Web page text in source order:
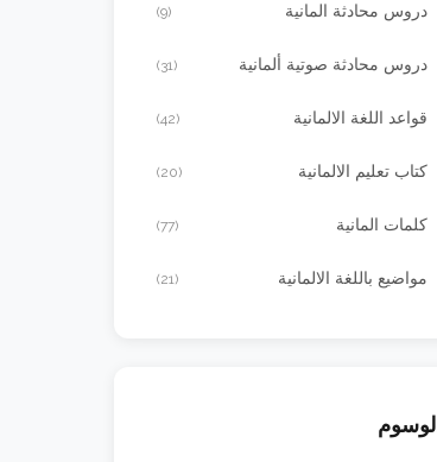
دروس محادثة المانية (9)
دروس محادثة صوتية ألمانية (31)
قواعد اللغة الالمانية (42)
كتاب تعليم الالمانية (20)
كلمات المانية (77)
مواضيع باللغة الالمانية (21)
الوسوم